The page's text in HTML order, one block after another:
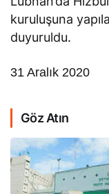
kuruluşuna
duyuruldu.
31 Aralık 2020
Göz Atın